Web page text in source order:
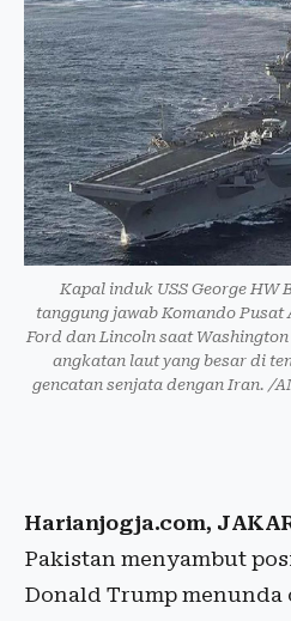
Kapal induk USS George HW
tanggung jawab Komando Pusat
Ford dan Lincoln saat
angkatan laut yang besar di
gencatan senjata dengan Iran. /
Harianjogja.com,
Pakistan menyambut
Donald Trump